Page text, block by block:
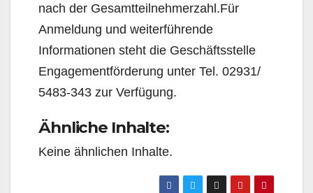
nach der Gesamtteilnehmerzahl.Für
Anmeldung und weiterführende
Informationen steht die Geschäftsstelle
Engagementförderung unter Tel. 02931/
5483-343 zur Verfügung.
Ähnliche Inhalte:
Keine ähnlichen Inhalte.